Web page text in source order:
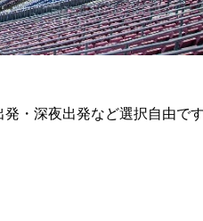
・深夜出発など選択自由です